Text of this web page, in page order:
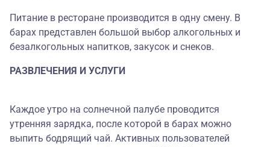
Питание в ресторане производится в одну смену. В
барах представлен большой выбор алкогольных и
безалкогольных напитков, закусок и снеков.
РАЗВЛЕЧЕНИЯ И УСЛУГИ
Каждое утро на солнечной палубе проводится
утренняя зарядка, после которой в барах можно
выпить бодрящий чай. Активных пользователей